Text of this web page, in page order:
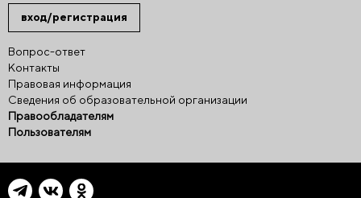
вход/регистрация
Вопрос-ответ
Контакты
Правовая информация
Сведения об образовательной организации
Правообладателям
Пользователям